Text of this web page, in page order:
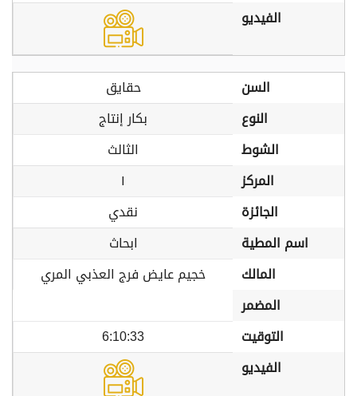
الفيديو
السن
حقايق
النوع
بكار إنتاج
الشوط
الثالث
المركز
١
الجائزة
نقدي
اسم المطية
ابحاث
المالك
خجيم عايض فرج العذبي المري
المضمر
التوقيت
6:10:33
الفيديو